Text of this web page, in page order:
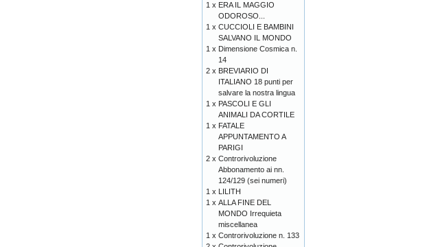
1 x ERA IL MAGGIO
ODOROSO...
1 x CUCCIOLI E BAMBINI
SALVANO IL MONDO
1 x Dimensione Cosmica n.
14
2 x BREVIARIO DI
ITALIANO 18 punti per
salvare la nostra lingua
1 x PASCOLI E GLI
ANIMALI DA CORTILE
1 x FATALE
APPUNTAMENTO A
PARIGI
2 x Controrivoluzione
Abbonamento ai nn.
124/129 (sei numeri)
1 x LILITH
1 x ALLA FINE DEL
MONDO Irrequieta
miscellanea
1 x Controrivoluzione n. 133